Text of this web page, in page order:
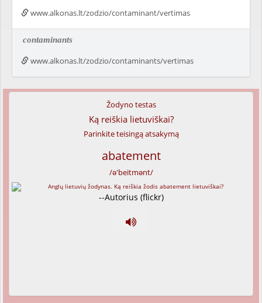
www.alkonas.lt/zodzio/contaminant/vertimas
contaminants
www.alkonas.lt/zodzio/contaminants/vertimas
Žodyno testas
Ką reiškia lietuviškai?
Parinkite teisingą atsakymą
abatement
/ə'beitmənt/
--Autorius (flickr)